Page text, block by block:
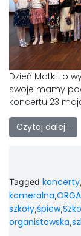
Dzień Matki to
swoje mamy
koncertu 23
Czytaj dalej…
Tagged koncerty,
kameralna,
szkoły,śpiew,
organistowska,